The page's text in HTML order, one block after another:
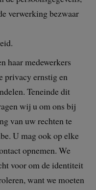
verwerking bezwaar
haar medewerkers
privacy ernstig en
Teneinde dit
wij u om ons bij
van uw rechten te
U mag ook op elke
opnemen. We
voor om de identiteit
want we moeten